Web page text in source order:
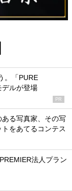
。「PURE
デルが登場
PR
る写真家、その写
をあてるコンテス
法人プラン